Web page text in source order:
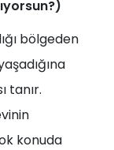
bölgeden
tanır.
konuda